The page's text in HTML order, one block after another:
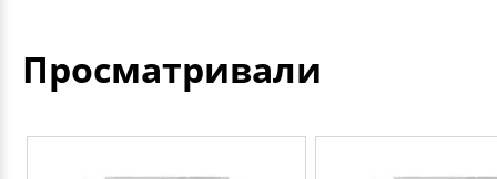
Просматривали